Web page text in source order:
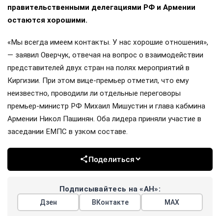
правительственными делегациями РФ и Армении
остаются хорошими.
«Мы всегда имеем контакты. У нас хорошие отношения»,
— заявил Оверчук, отвечая на вопрос о взаимодействии
представителей двух стран на полях мероприятий в
Киргизии. При этом вице-премьер отметил, что ему
неизвестно, проводили ли отдельные переговоры
премьер-министр РФ Михаил Мишустин и глава кабмина
Армении Никол Пашинян. Оба лидера приняли участие в
заседании ЕМПС в узком составе.
Поделиться
Подписывайтесь на «АН»:
Дзен ВКонтакте МАХ